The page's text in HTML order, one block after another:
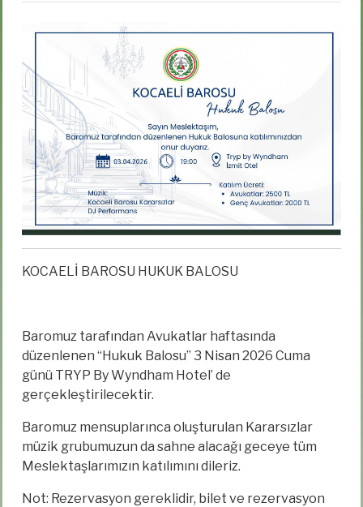
KOCAELİ BAROSU HUKUK BALOSU
Baromuz tarafından Avukatlar haftasında
düzenlenen “Hukuk Balosu” 3 Nisan 2026 Cuma
günü TRYP By Wyndham Hotel’ de
gerçekleştirilecektir.
Baromuz mensuplarınca oluşturulan Kararsızlar
müzik grubumuzun da sahne alacağı geceye tüm
Meslektaşlarımızın katılımını dileriz.
Not: Rezervasyon gereklidir, bilet ve rezervasyon